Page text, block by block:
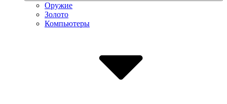
Оружие
Золото
Компьютеры